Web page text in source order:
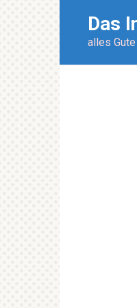
Das
alles